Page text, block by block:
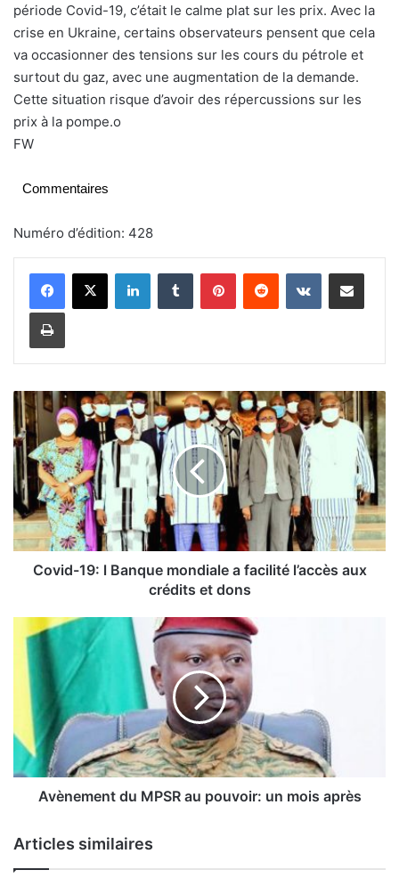
période Covid-19, c’était le calme plat sur les prix. Avec la
crise en Ukraine, certains observateurs pensent que cela
va occasionner des tensions sur les cours du pétrole et
surtout du gaz, avec une augmentation de la demande.
Cette situation risque d’avoir des répercussions sur les
prix à la pompe.o
FW
Commentaires
Numéro d’édition: 428
C
o
v
i
d
-
1
9
:
n
i
a
f
Covid-19: l Banque mondiale a facilité l’accès aux
crédits et dons
e
t
P
S
Avènement du MPSR au pouvoir: un mois après
Articles similaires